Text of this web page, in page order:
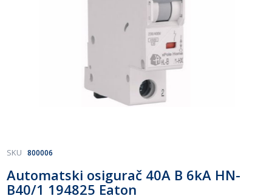
Skip
the
beginning
Automatski osigurač 40A B 6kA HN-
B40/1 194825 Eaton
SKU 800006